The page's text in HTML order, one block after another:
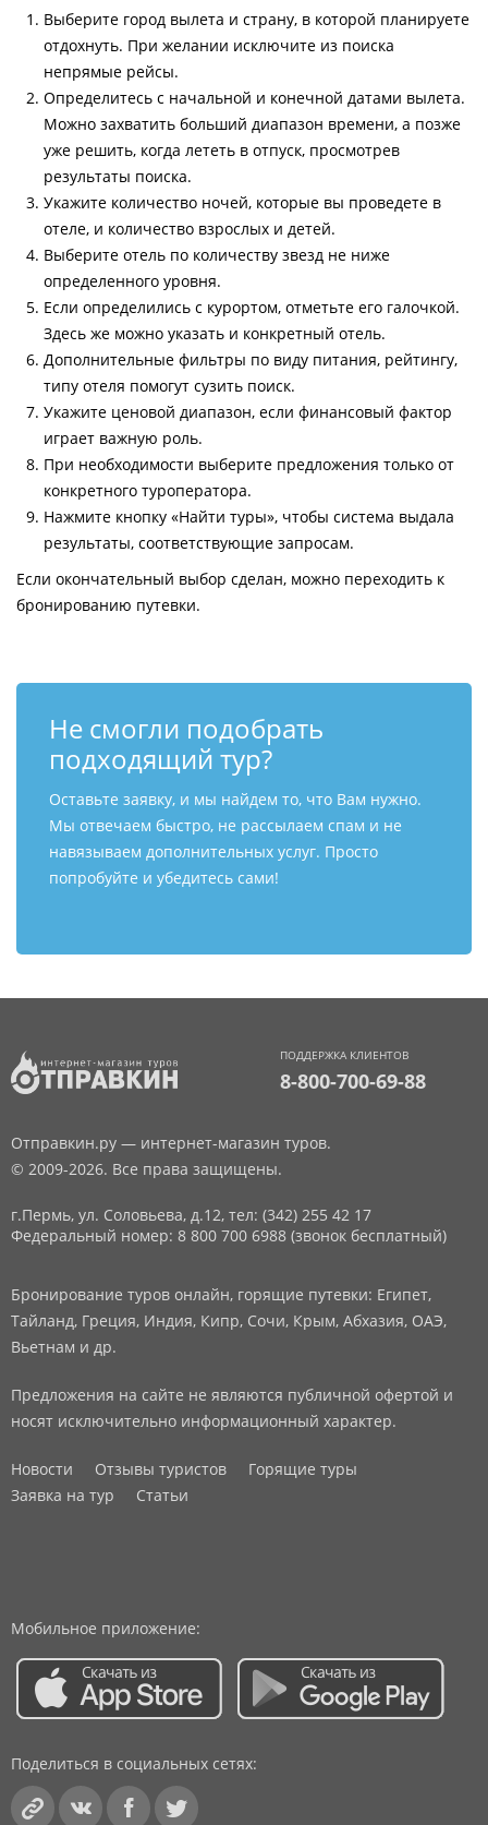
Выберите город вылета и страну, в которой планируете
отдохнуть. При желании исключите из поиска
непрямые рейсы.
Определитесь с начальной и конечной датами вылета.
Можно захватить больший диапазон времени, а позже
уже решить, когда лететь в отпуск, просмотрев
результаты поиска.
Укажите количество ночей, которые вы проведете в
отеле, и количество взрослых и детей.
Выберите отель по количеству звезд не ниже
определенного уровня.
Если определились с курортом, отметьте его галочкой.
Здесь же можно указать и конкретный отель.
Дополнительные фильтры по виду питания, рейтингу,
типу отеля помогут сузить поиск.
Укажите ценовой диапазон, если финансовый фактор
играет важную роль.
При необходимости выберите предложения только от
конкретного туроператора.
Нажмите кнопку «Найти туры», чтобы система выдала
результаты, соответствующие запросам.
Если окончательный выбор сделан, можно переходить к
бронированию путевки.
Не смогли подобрать
подходящий тур?
Оставьте заявку, и мы найдем то, что Вам нужно.
Мы отвечаем быстро, не рассылаем спам и не
навязываем дополнительных услуг. Просто
попробуйте и убедитесь сами!
ПОДДЕРЖКА КЛИЕНТОВ
8-800-700-69-88
Отправкин.ру — интернет-магазин туров.
© 2009-2026. Все права защищены.
г.Пермь, ул. Соловьева, д.12, тел: (342) 255 42 17
Федеральный номер: 8 800 700 6988 (звонок бесплатный)
Бронирование туров онлайн, горящие путевки: Египет,
Тайланд, Греция, Индия, Кипр, Сочи, Крым, Абхазия, ОАЭ,
Вьетнам и др.
Предложения на сайте не являются публичной офертой и
носят исключительно информационный характер.
Новости Отзывы туристов
Горящие туры
Заявка на тур
Статьи
Мобильное приложение:
Поделиться в социальных сетях: